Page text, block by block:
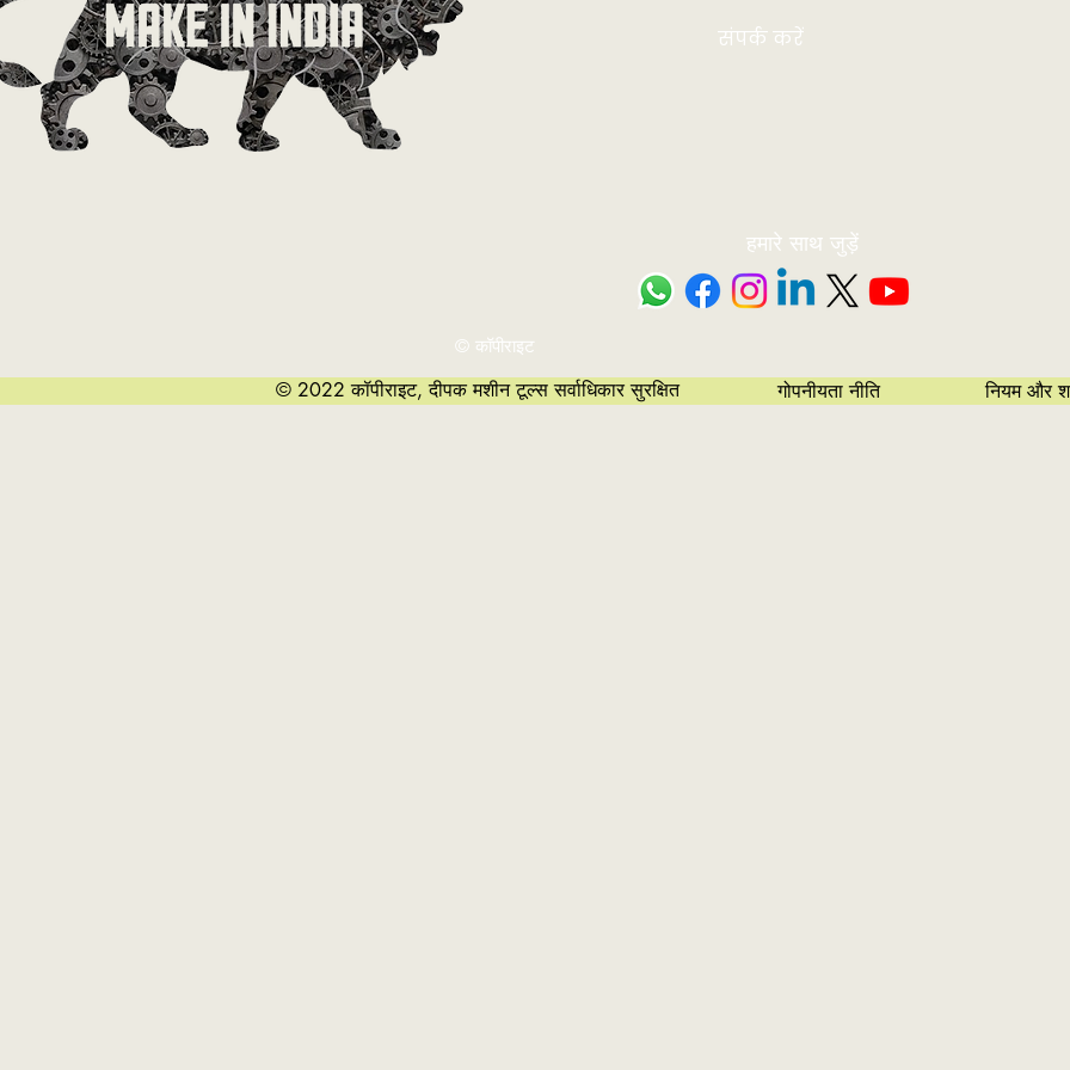
संपर्क करें
हमारे साथ जुड़ें
© कॉपीराइट
© 2022 कॉपीराइट, दीपक मशीन टूल्स सर्वाधिकार सुरक्षित गोपनीयता नीति नियम और